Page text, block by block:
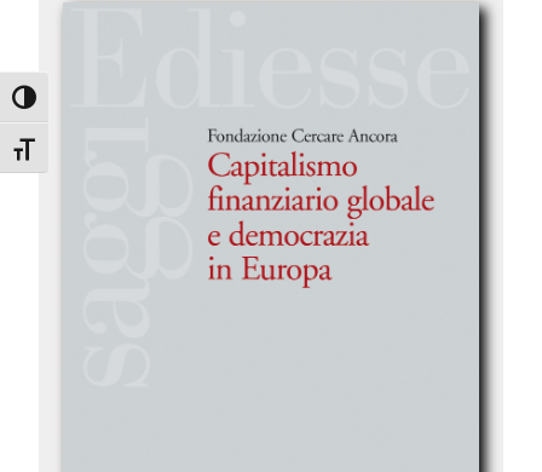
Attiva/disattiva alto contrasto
Attiva/disattiva dimensione testo